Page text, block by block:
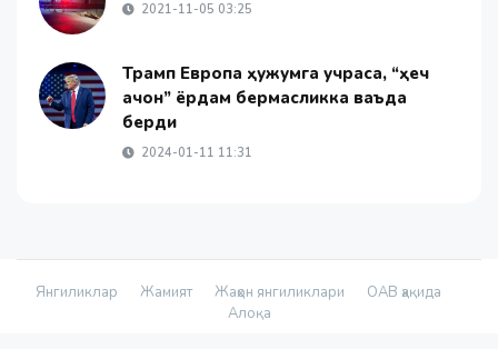
2021-11-05 03:25
Трамп Европа ҳужумга учраса, “ҳеч
қачон” ёрдам бермасликка ваъда
берди
2024-01-11 11:31
Янгиликлар Жамият Жаҳон янгиликлари
ОАВ ҳақида
Алоқа